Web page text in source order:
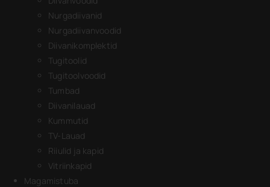
Nurgadiivanid
Nurgadiivanvoodid
Diivanikomplektid
Tugitoolid
Tugitoolvoodid
Tumbad
Diivanilauad
Kummutid
TV-Lauad
Riiulid ja kapid
Vitriinkapid
Magamistuba